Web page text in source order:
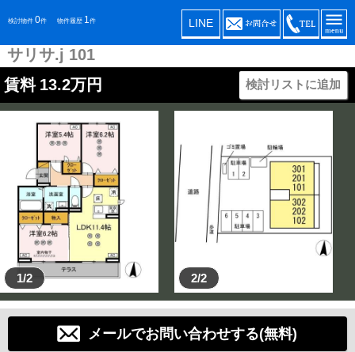
検討物件 0件 物件履歴 1件 LINE
サリサ.j 101
賃料 13.2万円 検討リストに追加
1/2 2/2
メールでお問い合わせする(無料)